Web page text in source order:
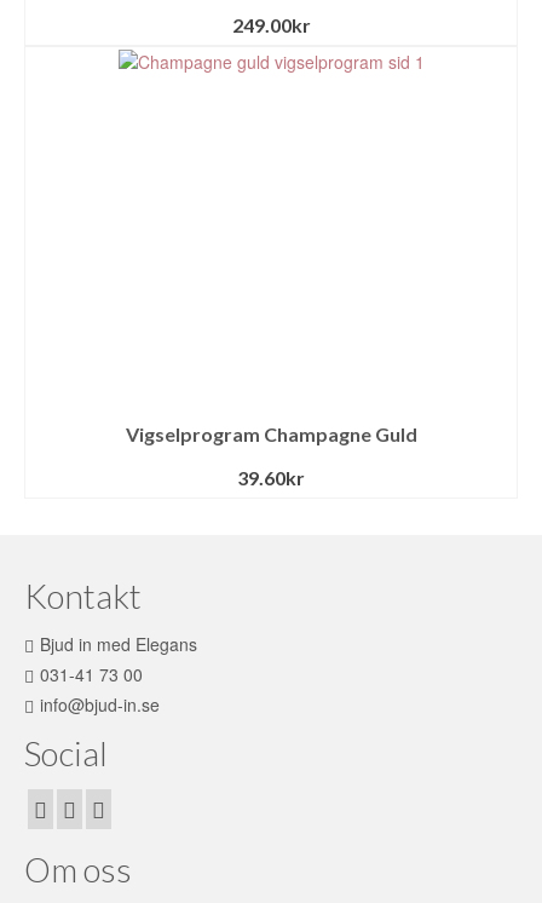
249.00kr
Vigselprogram Champagne Guld
39.60kr
Kontakt
Bjud in med Elegans
031-41 73 00
info@bjud-in.se
Social
Om oss